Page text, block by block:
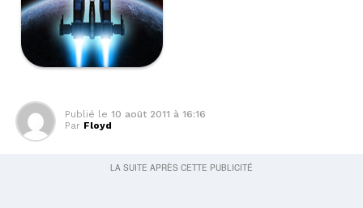
Publié le 10 août 2011 à 16:16
Par Floyd